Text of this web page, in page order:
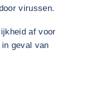
virussen.
af voor
geval van